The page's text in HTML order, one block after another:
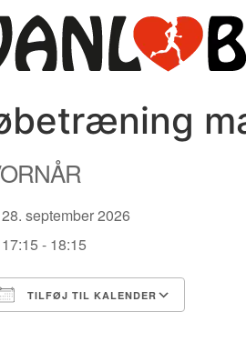
28. september 2026
17:15 - 18:15
TILFØJ TIL KALENDER